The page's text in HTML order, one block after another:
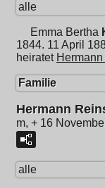
alle
Emma Bertha
1844. 11 April
heiratet Hermann
Familie
Hermann
m, + 16
alle